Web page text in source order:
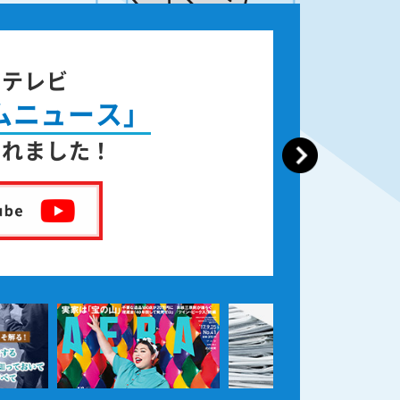
レビ
ュース」
ました！